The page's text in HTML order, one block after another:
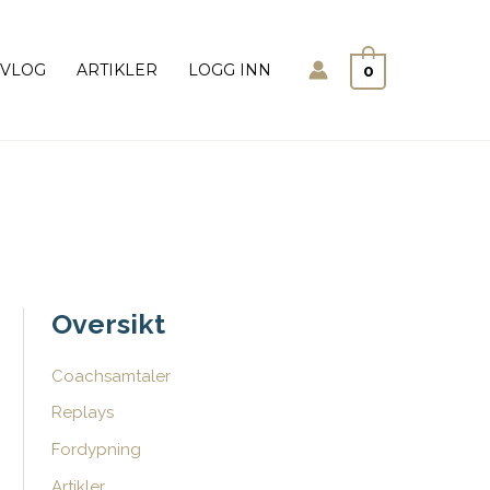
VLOG ARTIKLER LOGG INN 0
Oversikt
Coachsamtaler
Replays
Fordypning